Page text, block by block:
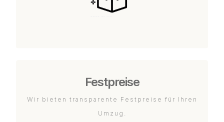
Festpreise
Wir bieten transparente Festpreise für Ihren
Umzug.